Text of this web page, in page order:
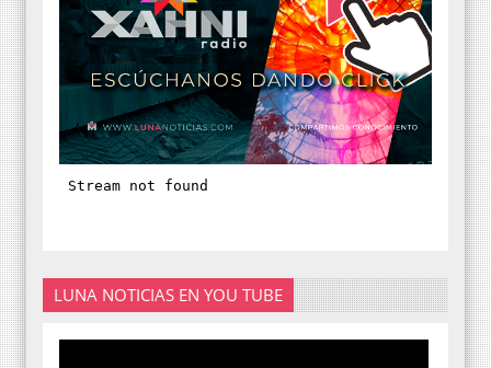
LUNA NOTICIAS EN YOU TUBE